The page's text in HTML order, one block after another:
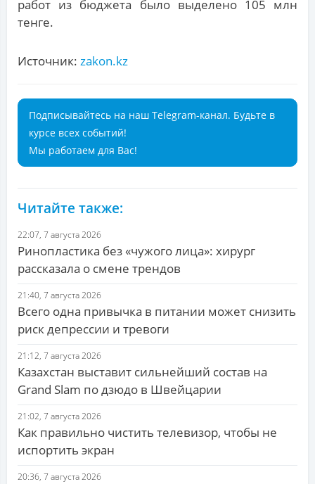
работ из бюджета было выделено 105 млн
тенге.
Источник: zakon.kz
Подписывайтесь на наш Telegram-канал. Будьте в
курсе всех событий!
Мы работаем для Вас!
Читайте также:
22:07, 7 августа 2026
Ринопластика без «чужого лица»: хирург
рассказала о смене трендов
21:40, 7 августа 2026
Всего одна привычка в питании может снизить
риск депрессии и тревоги
21:12, 7 августа 2026
Казахстан выставит сильнейший состав на
Grand Slam по дзюдо в Швейцарии
21:02, 7 августа 2026
Как правильно чистить телевизор, чтобы не
испортить экран
20:36, 7 августа 2026